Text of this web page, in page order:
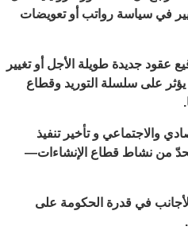
في سياسة رواتب أو تعويضات
عقود جديدة طويلة الأجل أو تغيير
على سلسلة التوريد وقطاع
والاجتماعي و تأخير تنفيذ
من نشاط قطاع الإنشاءات—
في قدرة الحكومة على